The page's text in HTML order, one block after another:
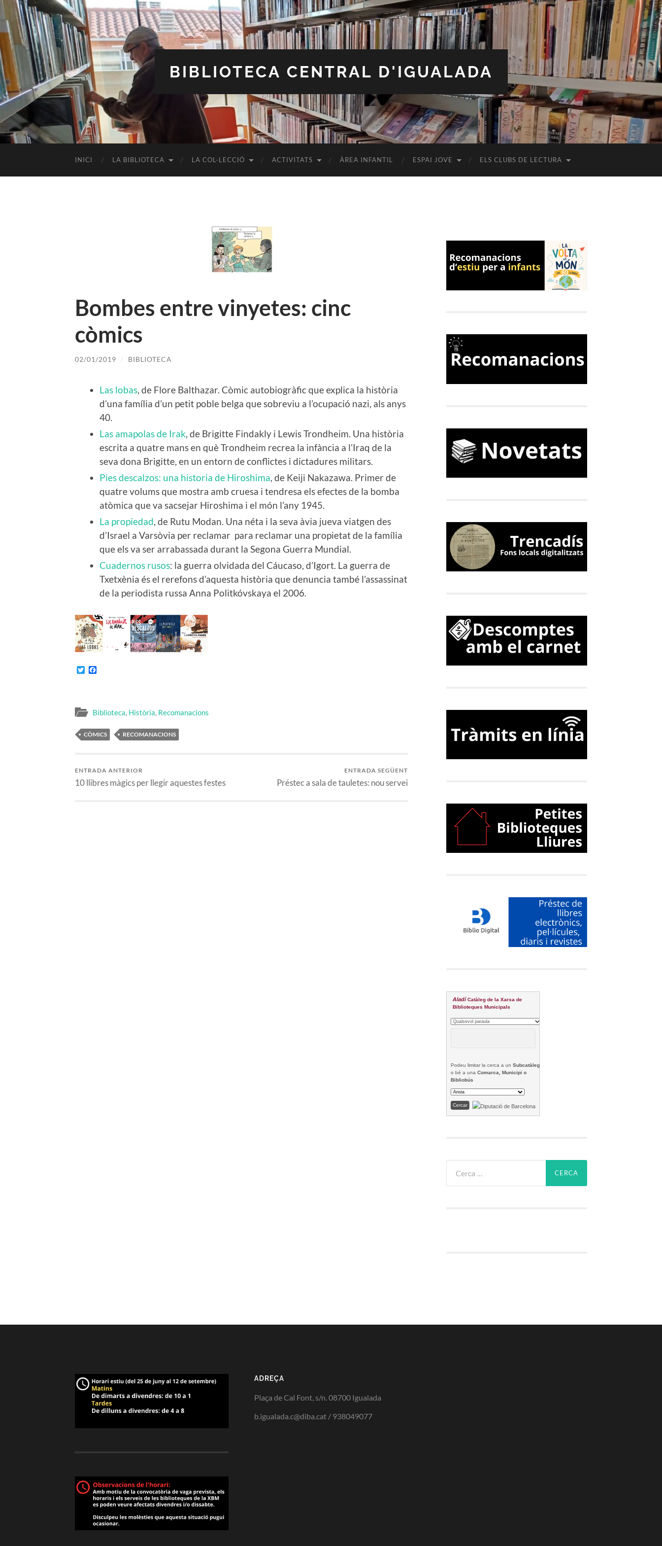
BIBLIOTECA CENTRAL D'IGUALADA
INICI LA BIBLIOTECA LA COL·LECCIÓ ACTIVITATS ÀREA INFANTIL ESPAI JOVE ELS CLUBS DE LECTURA
Bombes entre vinyetes: cinc
còmics
02/01/2019 / BIBLIOTECA
Las lobas, de Flore Balthazar. Còmic autobiogràfic que explica la història
d’una família d’un petit poble belga que sobreviu a l’ocupació nazi, als anys
40.
Las amapolas de Irak, de Brigitte Findakly i Lewis Trondheim. Una història
escrita a quatre mans en què Trondheim recrea la infància a l’Iraq de la
seva dona Brigitte, en un entorn de conflictes i dictadures militars.
Pies descalzos: una historia de Hiroshima, de Keiji Nakazawa. Primer de
quatre volums que mostra amb cruesa i tendresa els efectes de la bomba
atòmica que va sacsejar Hiroshima i el món l’any 1945.
La propiedad, de Rutu Modan. Una néta i la seva àvia jueva viatgen des
d’Israel a Varsòvia per reclamar para reclamar una propietat de la família
que els va ser arrabassada durant la Segona Guerra Mundial.
Cuadernos rusos: la guerra olvidada del Cáucaso, d’Igort. La guerra de
Txetxènia és el rerefons d’aquesta història que denuncia també l’assassinat
de la periodista russa Anna Politkóvskaya el 2006.
Twitter
Biblioteca, Història, Recomanacions
CÒMICS RECOMANACIONS
ENTRADA ANTERIOR
10 llibres màgics per llegir aquestes festes
ENTRADA SEGÜENT
Préstec a sala de tauletes: nou servei
Aladí Catàleg de la Xarxa de
Biblioteques Municipals
Podeu limitar la cerca a un Subcatàleg
o bé a una Comarca, Municipi o
Bibliobús
ADREÇA
Plaça de Cal Font, s/n. 08700 Igualada
b.igualada.c@diba.cat / 938049077